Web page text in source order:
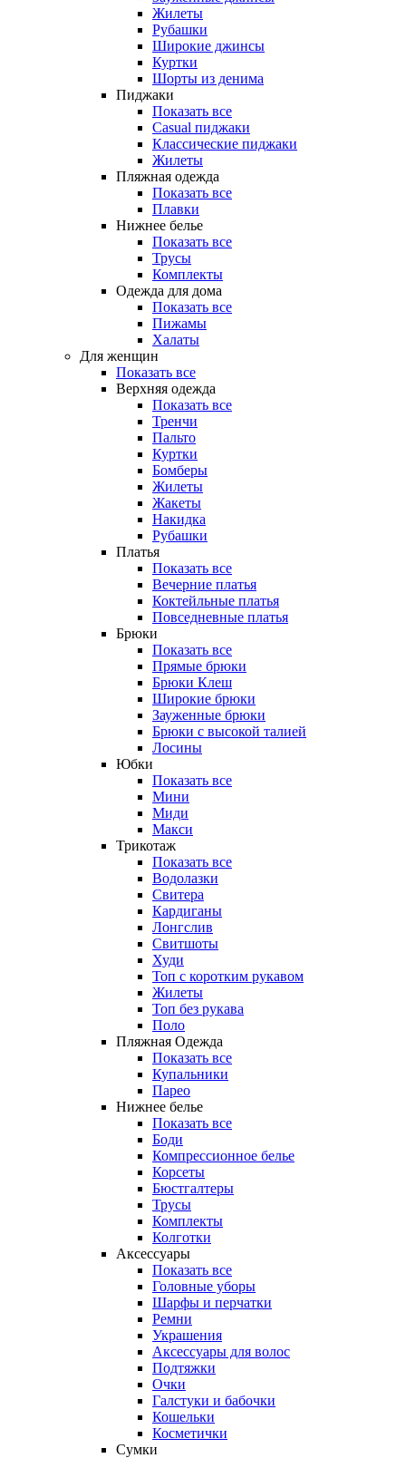
Жилеты
Рубашки
Широкие джинсы
Куртки
Шорты из денима
Пиджаки
Показать все
Casual пиджаки
Классические пиджаки
Жилеты
Пляжная одежда
Показать все
Плавки
Нижнее белье
Показать все
Трусы
Комплекты
Одежда для дома
Показать все
Пижамы
Халаты
Для женщин
Показать все
Верхняя одежда
Показать все
Тренчи
Пальто
Куртки
Бомберы
Жилеты
Жакеты
Накидка
Рубашки
Платья
Показать все
Вечерние платья
Коктейльные платья
Повседневные платья
Брюки
Показать все
Прямые брюки
Брюки Клеш
Широкие брюки
Зауженные брюки
Брюки с высокой талией
Лосины
Юбки
Показать все
Мини
Миди
Макси
Трикотаж
Показать все
Водолазки
Свитера
Кардиганы
Лонгслив
Свитшоты
Худи
Топ с коротким рукавом
Жилеты
Топ без рукава
Поло
Пляжная Одежда
Показать все
Купальники
Парео
Нижнее белье
Показать все
Боди
Компрессионное белье
Корсеты
Бюстгалтеры
Трусы
Комплекты
Колготки
Аксессуары
Показать все
Головные уборы
Шарфы и перчатки
Ремни
Украшения
Аксессуары для волос
Подтяжки
Очки
Галстуки и бабочки
Кошельки
Косметички
Сумки